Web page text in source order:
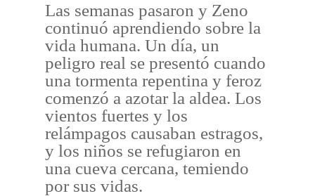
Las semanas pasaron y Zeno
continuó aprendiendo sobre la
vida humana. Un día, un
peligro real se presentó cuando
una tormenta repentina y feroz
comenzó a azotar la aldea. Los
vientos fuertes y los
relámpagos causaban estragos,
y los niños se refugiaron en
una cueva cercana, temiendo
por sus vidas.